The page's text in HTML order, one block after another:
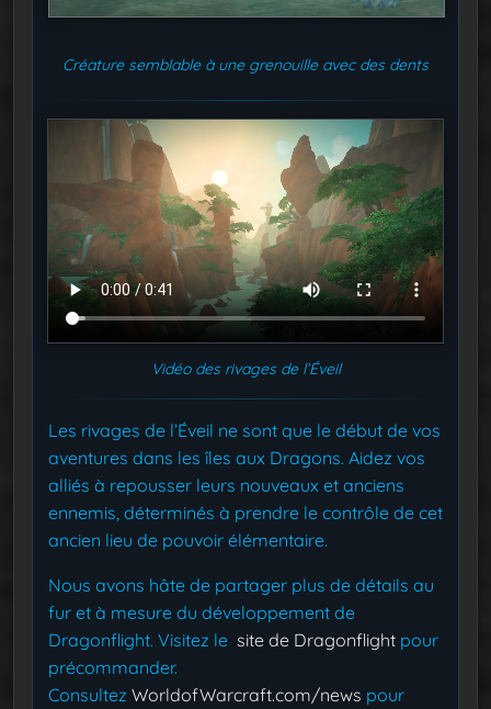
Créature semblable à une grenouille avec des dents
Vidéo des rivages de l’Éveil
Les rivages de l’Éveil ne sont que le début de vos
aventures dans les îles aux Dragons. Aidez vos
alliés à repousser leurs nouveaux et anciens
ennemis, déterminés à prendre le contrôle de cet
ancien lieu de pouvoir élémentaire.
Nous avons hâte de partager plus de détails au
fur et à mesure du développement de
Dragonflight. Visitez le site de Dragonflight pour
précommander.
Consultez WorldofWarcraft.com/news pour